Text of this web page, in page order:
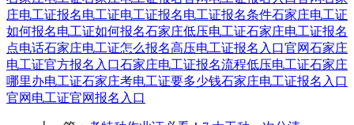
庄电工证报名电工证电工证报名电工证报名条件石家庄电工证
如何报名电工证如何报名石家庄低压电工证石家庄电工证报名
点电话石家庄电工证怎么报名高压电工证报名入口官网石家庄
电工证官方报名入口石家庄电工证报名流程低压电工证石家庄
哪里办电工证石家庄考电工证要多少钱石家庄电工证报名入口
官网 电工证官网报名入口